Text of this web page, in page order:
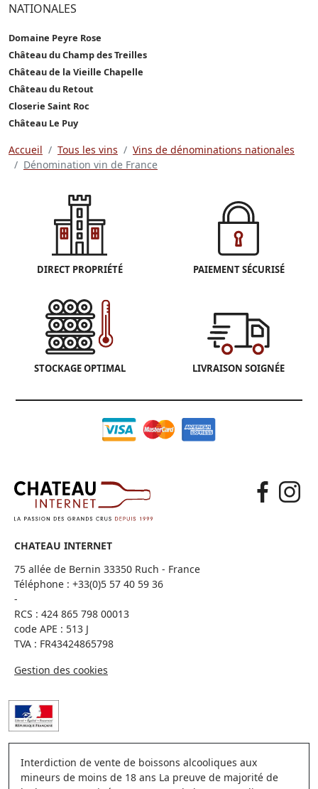
NATIONALES
Domaine Peyre Rose
Château du Champ des Treilles
Château de la Vieille Chapelle
Château du Retout
Closerie Saint Roc
Château Le Puy
Accueil Tous les vins
Vins de dénominations nationales
Dénomination vin de France
DIRECT PROPRIÉTÉ PAIEMENT SÉCURISÉ
STOCKAGE OPTIMAL LIVRAISON SOIGNÉE
CHATEAU INTERNET
75 allée de Bernin 33350 Ruch - France
Téléphone : +33(0)5 57 40 59 36
-
RCS : 424 865 798 00013
code APE : 513 J
TVA : FR43424865798
Gestion des cookies
Interdiction de vente de boissons alcooliques aux
mineurs de moins de 18 ans La preuve de majorité de